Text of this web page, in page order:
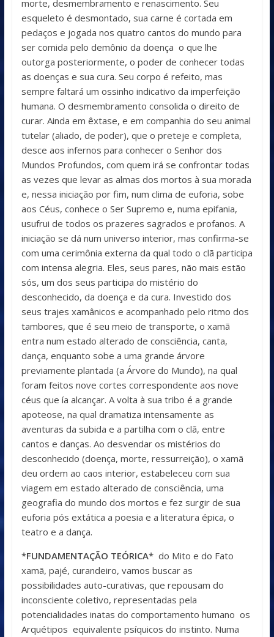
morte, desmembramento e renascimento. Seu
esqueleto é desmontado, sua carne é cortada em
pedaços e jogada nos quatro cantos do mundo para
ser comida pelo demônio da doença o que lhe
outorga posteriormente, o poder de conhecer todas
as doenças e sua cura. Seu corpo é refeito, mas
sempre faltará um ossinho indicativo da imperfeição
humana. O desmembramento consolida o direito de
curar. Ainda em êxtase, e em companhia do seu animal
tutelar (aliado, de poder), que o preteje e completa,
desce aos infernos para conhecer o Senhor dos
Mundos Profundos, com quem irá se confrontar todas
as vezes que levar as almas dos mortos à sua morada
e, nessa iniciação por fim, num clima de euforia, sobe
aos Céus, conhece o Ser Supremo e, numa epifania,
usufrui de todos os prazeres sagrados e profanos. A
iniciação se dá num universo interior, mas confirma-se
com uma cerimônia externa da qual todo o clã participa
com intensa alegria. Eles, seus pares, não mais estão
sós, um dos seus participa do mistério do
desconhecido, da doença e da cura. Investido dos
seus trajes xamânicos e acompanhado pelo ritmo dos
tambores, que é seu meio de transporte, o xamã
entra num estado alterado de consciência, canta,
dança, enquanto sobe a uma grande árvore
previamente plantada (a Árvore do Mundo), na qual
foram feitos nove cortes correspondente aos nove
céus que ía alcançar. A volta à sua tribo é a grande
apoteose, na qual dramatiza intensamente as
aventuras da subida e a partilha com o clã, entre
cantos e danças. Ao desvendar os mistérios do
desconhecido (doença, morte, ressurreição), o xamã
deu ordem ao caos interior, estabeleceu com sua
viagem em estado alterado de consciência, uma
geografia do mundo dos mortos e fez surgir de sua
euforia pós extática a poesia e a literatura épica, o
teatro e a dança.
*FUNDAMENTAÇÃO TEÓRICA*do Mito e do Fato
xamã, pajé, curandeiro, vamos buscar as
possibilidades auto-curativas, que repousam do
inconsciente coletivo, representadas pela
potencialidades inatas do comportamento humano os
Arquétipos equivalente psíquicos do instinto. Numa